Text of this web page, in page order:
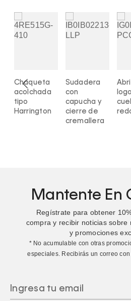
Chaqueta
acolchada
tipo
Harrington
Sudadera
con
capucha y
cierre de
cremallera
Mantente En
Regístrate para obtener
compra y recibir noticias sobre
y promociones
* No acumulable con otras
especiales. Recibirás un correo